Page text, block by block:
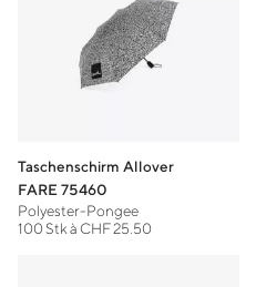
Taschenschirm Allover
FARE 75460
Polyester-Pongee
100 Stk à CHF 25.50